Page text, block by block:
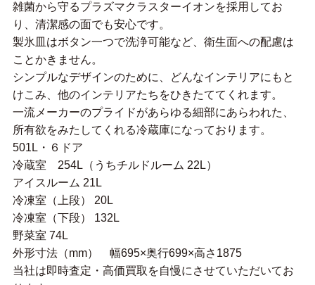
雑菌から守るプラズマクラスターイオンを採用してお
り、清潔感の面でも安心です。
製氷皿はボタン一つで洗浄可能など、衛生面への配慮は
ことかきません。
シンプルなデザインのために、どんなインテリアにもと
けこみ、他のインテリアたちをひきたててくれます。
一流メーカーのプライドがあらゆる細部にあらわれた、
所有欲をみたしてくれる冷蔵庫になっております。
501L・６ドア
冷蔵室 254L（うちチルドルーム 22L）
アイスルーム 21L
冷凍室（上段） 20L
冷凍室（下段） 132L
野菜室 74L
外形寸法（mm） 幅695×奥行699×高さ1875
当社は即時査定・高価買取を自慢にさせていただいてお